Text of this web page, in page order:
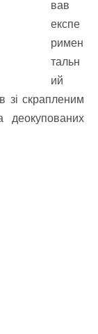
вав
експе
римен
тальн
ий
зі скрапленим